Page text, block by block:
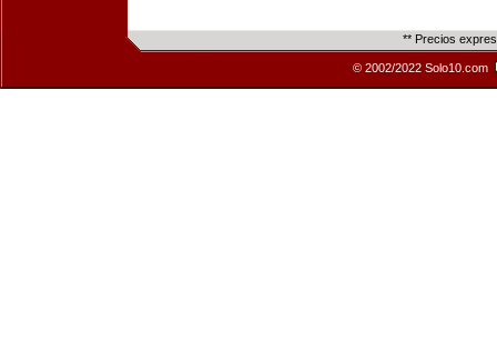
** Precios
© 2002/2022 Solo10.com